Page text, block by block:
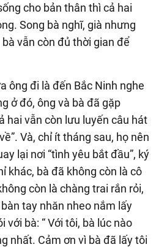
cho bản thân thì cả hai
Song bà nghĩ, già nhưng
vẫn còn đủ thời gian để
ông đi là đến Bắc Ninh nghe
ở đó, ông và bà đã gặp
hai vẫn còn lưu luyến câu hát
Và, chỉ ít tháng sau, họ nên
lại nơi “tình yêu bắt đầu”, ký
khác, bà đã không còn là cô
còn là chàng trai rắn rỏi,
tay nhăn nheo nắm lấy
với bà: “ Với tôi, bà lúc nào
nhất. Cảm ơn vì bà đã lấy tôi